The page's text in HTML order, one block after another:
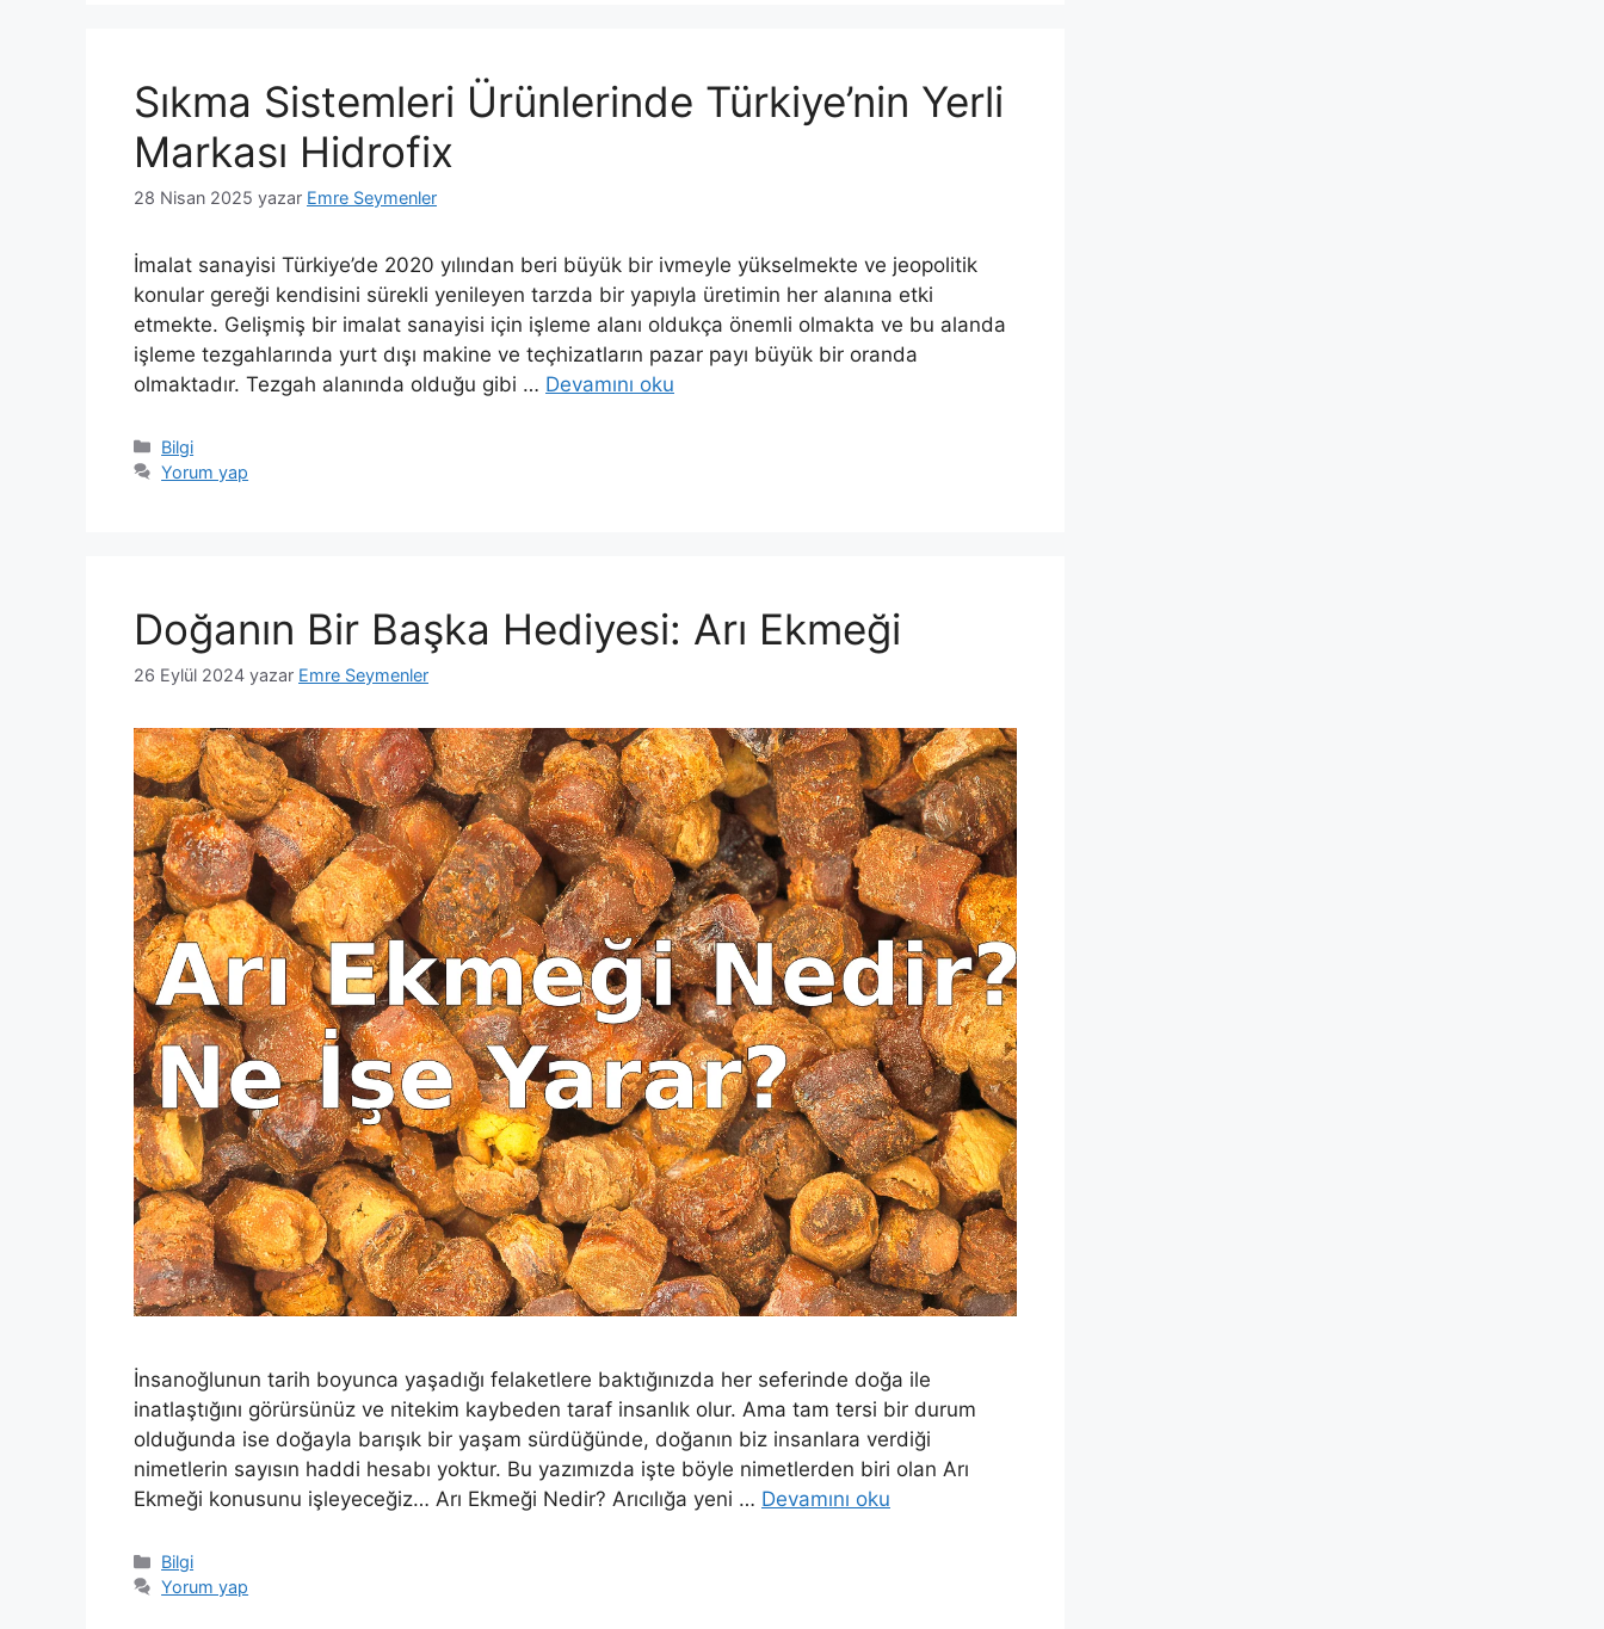
Sıkma Sistemleri Ürünlerinde Türkiye’nin Yerli
Markası Hidrofix
28 Nisan 2025 yazar Emre Seymenler
İmalat sanayisi Türkiye’de 2020 yılından beri büyük bir ivmeyle yükselmekte ve jeopolitik
konular gereği kendisini sürekli yenileyen tarzda bir yapıyla üretimin her alanına etki
etmekte. Gelişmiş bir imalat sanayisi için işleme alanı oldukça önemli olmakta ve bu alanda
işleme tezgahlarında yurt dışı makine ve teçhizatların pazar payı büyük bir oranda
olmaktadır. Tezgah alanında olduğu gibi … Devamını oku
Kategoriler
Bilgi
Yorum yap
Doğanın Bir Başka Hediyesi: Arı Ekmeği
26 Eylül 2024 yazar Emre Seymenler
İnsanoğlunun tarih boyunca yaşadığı felaketlere baktığınızda her seferinde doğa ile
inatlaştığını görürsünüz ve nitekim kaybeden taraf insanlık olur. Ama tam tersi bir durum
olduğunda ise doğayla barışık bir yaşam sürdüğünde, doğanın biz insanlara verdiği
nimetlerin sayısın haddi hesabı yoktur. Bu yazımızda işte böyle nimetlerden biri olan Arı
Ekmeği konusunu işleyeceğiz… Arı Ekmeği Nedir? Arıcılığa yeni … Devamını oku
Kategoriler
Bilgi
Yorum yap